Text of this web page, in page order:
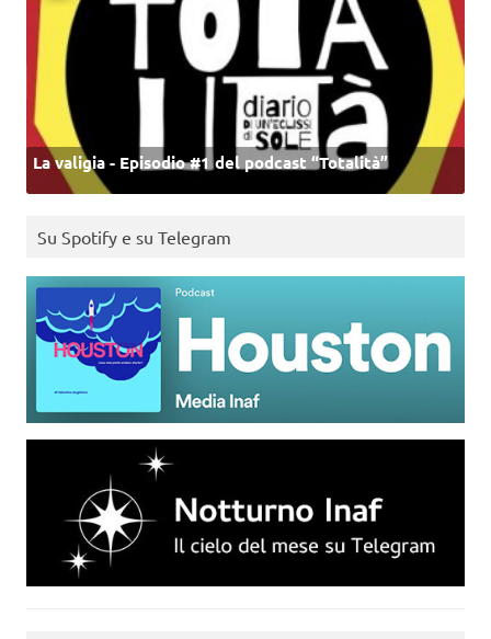
La valigia - Episodio #1 del podcast “Totalità”
Su Spotify e su Telegram